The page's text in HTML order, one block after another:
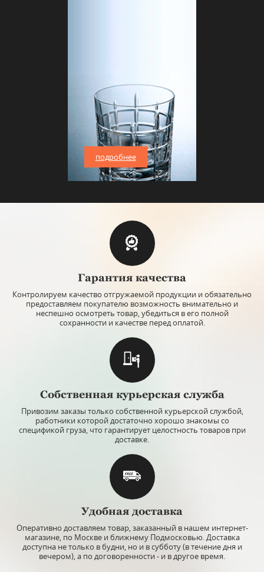
подробнее
Гарантия качества
Контролируем качество отгружаемой продукции и обязательно
предоставляем покупателю возможность внимательно и
неспешно осмотреть товар, убедиться в его полной
сохранности и качестве перед оплатой.
Собственная курьерская служба
Привозим заказы только собственной курьерской службой,
работники которой достаточно хорошо знакомы со
спецификой груза, что гарантирует целостность товаров при
доставке.
Удобная доставка
Оперативно доставляем товар, заказанный в нашем интернет-
магазине, по Москве и ближнему Подмосковью. Доставка
доступна не только в будни, но и в субботу (в течение дня и
вечером), а по договоренности - и в другое время.